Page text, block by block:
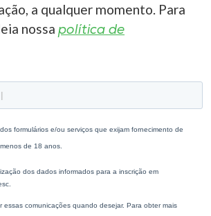
a qualquer momento. Para
nossa política de